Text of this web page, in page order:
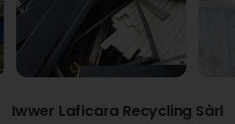
Iwwer Laficara Recycling Sàrl